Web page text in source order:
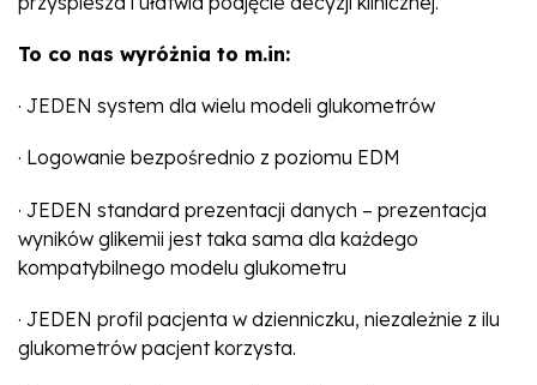
To co nas wyróżnia to m.in:
· JEDEN system dla wielu modeli glukometrów
· Logowanie bezpośrednio z poziomu EDM
· JEDEN standard prezentacji danych – prezentacja
wyników glikemii jest taka sama dla każdego
kompatybilnego modelu glukometru
· JEDEN profil pacjenta w dzienniczku, niezależnie z ilu
glukometrów pacjent korzysta.